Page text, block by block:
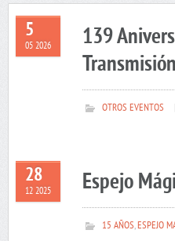
5
05 2026
139
OTROS EVENTOS
28
12 2025 Espejo
15 AÑOS,ESPEJO